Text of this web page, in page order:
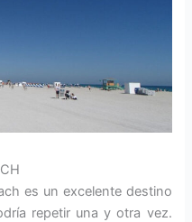
es un excelente destino
repetir una y otra vez.